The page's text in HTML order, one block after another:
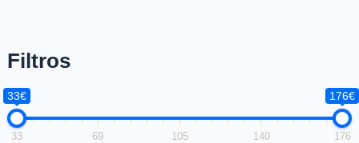
Filtros
33€ 176€
33 69 105 140 176